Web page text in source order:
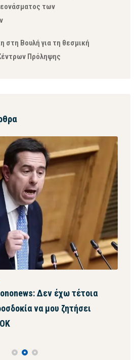
των
Βουλή για τη θεσμική
Πρόληψης
Δεν έχω τέτοια
να μου ζητήσει